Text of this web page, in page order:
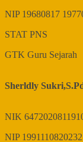
NIP 19680817
STAT PNS
GTK Guru Sejarah
Sherldly
NIK
NIP